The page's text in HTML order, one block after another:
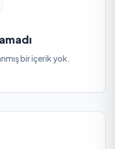
bir içerik yok.